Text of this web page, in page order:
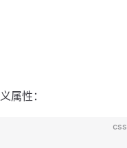
属性：
css